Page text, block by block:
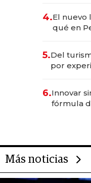
Fénix
4.El nuevo
qué en
5.Del
por
6.Innovar
fórmula
Más noticias